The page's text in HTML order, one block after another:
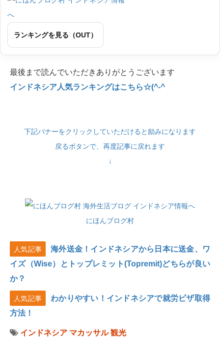
ランキングを見る（OUT）
最後まで読んでいただきありがとうございます
インドネシア人気ランキングはこちら☆(^-^
下記バナーをクリックしていただけると励みになります
戻るボタンで、再度記事に戻れます
↓
にほんブログ村
人気記事
海外送金！インドネシアから日本に送金、ワ
イズ（Wise）とトップレミット(Topremit)どちらが良い
か？
人気記事
わかりやすい！インドネシアで就労ビザ取得
方法！
インドネシア マカッサル 観光